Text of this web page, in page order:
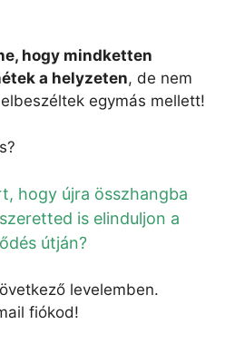
hogy mindketten
a helyzeten, de nem
egymás mellett!
hogy újra összhangba
is elinduljon a
útján?
levelemben.
fiókod!